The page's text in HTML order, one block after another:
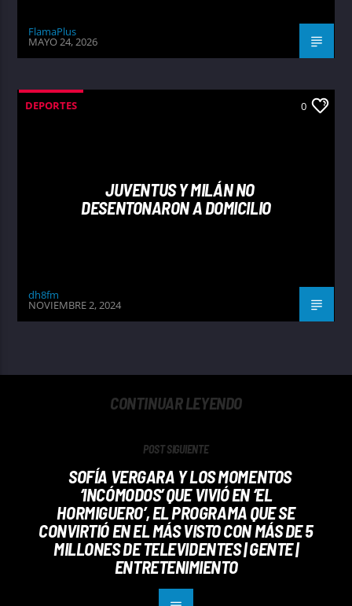
FlamaPlus
MAYO 24, 2026
DEPORTES 0
JUVENTUS Y MILÁN NO
DESENTONARON A DOMICILIO
dh8fm
NOVIEMBRE 2, 2024
CONTINUAR LEYENDO
POST SIGUIENTE
SOFÍA VERGARA Y LOS MOMENTOS
‘INCÓMODOS’ QUE VIVIÓ EN ‘EL
HORMIGUERO’, EL PROGRAMA QUE SE
CONVIRTIÓ EN EL MÁS VISTO CON MÁS DE 5
MILLONES DE TELEVIDENTES | GENTE |
ENTRETENIMIENTO